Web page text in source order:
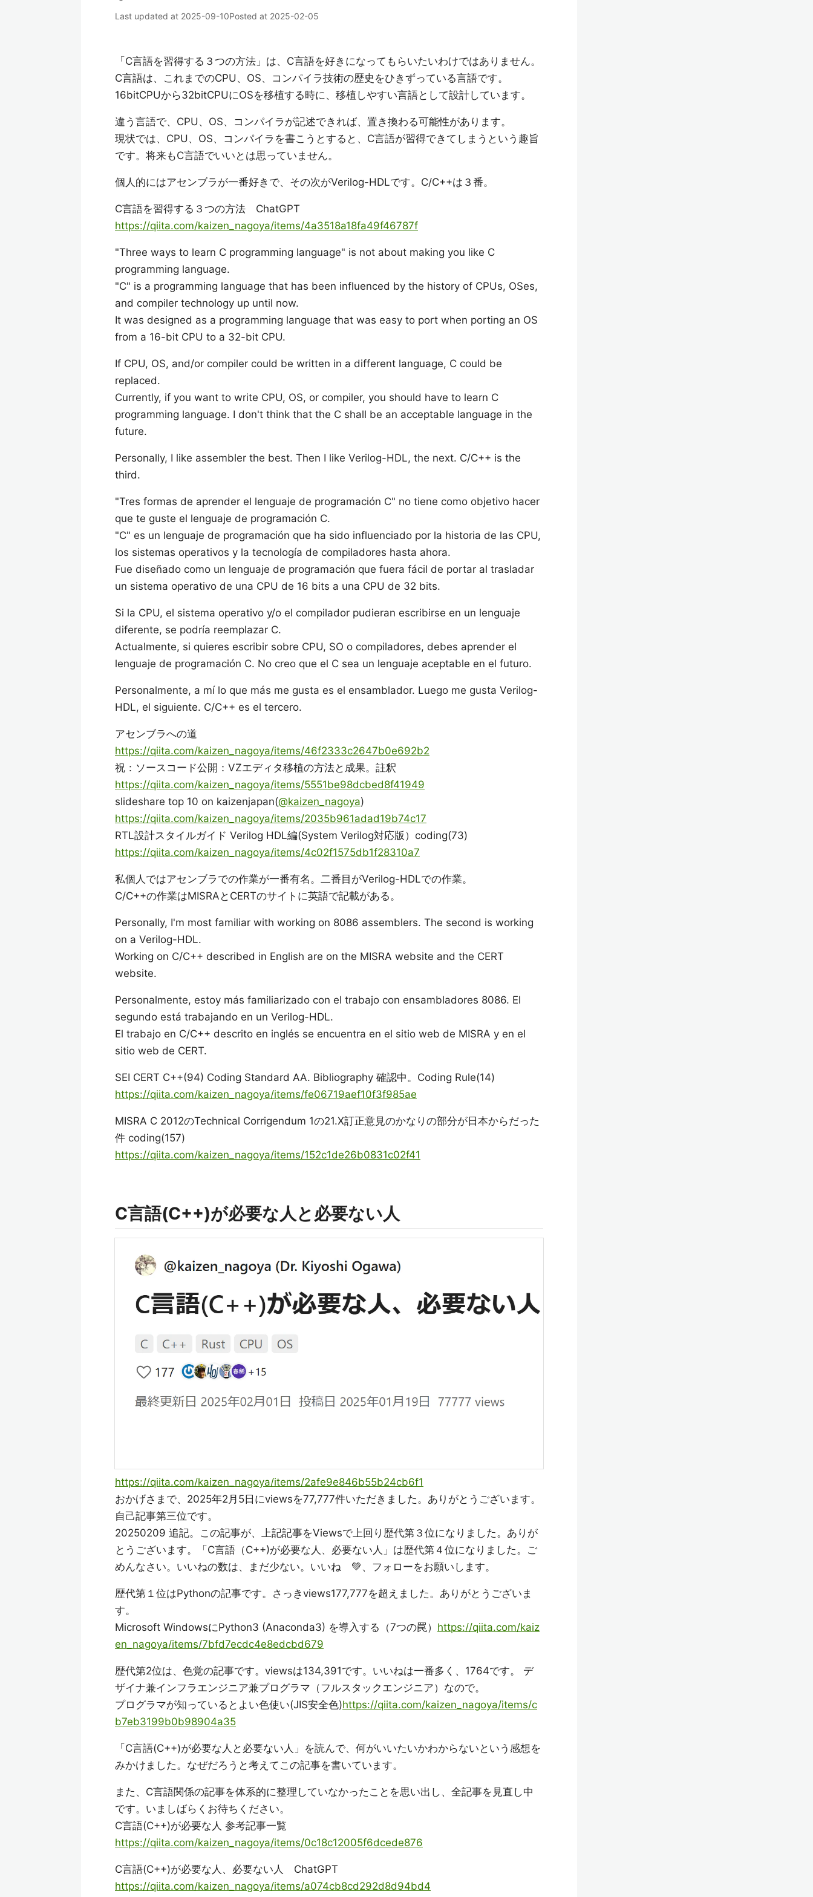
Last updated at 2025-09-10Posted at 2025-02-05
「C言語を習得する３つの方法」は、C言語を好きになってもらいたいわけではありません。
C言語は、これまでのCPU、OS、コンパイラ技術の歴史をひきずっている言語です。
16bitCPUから32bitCPUにOSを移植する時に、移植しやすい言語として設計しています。
違う言語で、CPU、OS、コンパイラが記述できれば、置き換わる可能性があります。
現状では、CPU、OS、コンパイラを書こうとすると、C言語が習得できてしまうという趣旨
です。将来もC言語でいいとは思っていません。
個人的にはアセンブラが一番好きで、その次がVerilog-HDLです。C/C++は３番。
C言語を習得する３つの方法 ChatGPT
https://qiita.com/kaizen_nagoya/items/4a3518a18fa49f46787f
"Three ways to learn C programming language" is not about making you like C
programming language.
"C" is a programming language that has been influenced by the history of CPUs, OSes,
and compiler technology up until now.
It was designed as a programming language that was easy to port when porting an OS
from a 16-bit CPU to a 32-bit CPU.
If CPU, OS, and/or compiler could be written in a different language, C could be
replaced.
Currently, if you want to write CPU, OS, or compiler, you should have to learn C
programming language. I don't think that the C shall be an acceptable language in the
future.
Personally, I like assembler the best. Then I like Verilog-HDL, the next. C/C++ is the
third.
"Tres formas de aprender el lenguaje de programación C" no tiene como objetivo hacer
que te guste el lenguaje de programación C.
"C" es un lenguaje de programación que ha sido influenciado por la historia de las CPU,
los sistemas operativos y la tecnología de compiladores hasta ahora.
Fue diseñado como un lenguaje de programación que fuera fácil de portar al trasladar
un sistema operativo de una CPU de 16 bits a una CPU de 32 bits.
Si la CPU, el sistema operativo y/o el compilador pudieran escribirse en un lenguaje
diferente, se podría reemplazar C.
Actualmente, si quieres escribir sobre CPU, SO o compiladores, debes aprender el
lenguaje de programación C. No creo que el C sea un lenguaje aceptable en el futuro.
Personalmente, a mí lo que más me gusta es el ensamblador. Luego me gusta Verilog-
HDL, el siguiente. C/C++ es el tercero.
アセンブラへの道
https://qiita.com/kaizen_nagoya/items/46f2333c2647b0e692b2
祝：ソースコード公開：VZエディタ移植の方法と成果。註釈
https://qiita.com/kaizen_nagoya/items/5551be98dcbed8f41949
slideshare top 10 on kaizenjapan(@kaizen_nagoya)
https://qiita.com/kaizen_nagoya/items/2035b961adad19b74c17
RTL設計スタイルガイド Verilog HDL編(System Verilog対応版）coding(73)
https://qiita.com/kaizen_nagoya/items/4c02f1575db1f28310a7
私個人ではアセンブラでの作業が一番有名。二番目がVerilog-HDLでの作業。
C/C++の作業はMISRAとCERTのサイトに英語で記載がある。
Personally, I'm most familiar with working on 8086 assemblers. The second is working
on a Verilog-HDL.
Working on C/C++ described in English are on the MISRA website and the CERT
website.
Personalmente, estoy más familiarizado con el trabajo con ensambladores 8086. El
segundo está trabajando en un Verilog-HDL.
El trabajo en C/C++ descrito en inglés se encuentra en el sitio web de MISRA y en el
sitio web de CERT.
SEI CERT C++(94) Coding Standard AA. Bibliography 確認中。Coding Rule(14)
https://qiita.com/kaizen_nagoya/items/fe06719aef10f3f985ae
MISRA C 2012のTechnical Corrigendum 1の21.X訂正意見のかなりの部分が日本からだった
件 coding(157)
https://qiita.com/kaizen_nagoya/items/152c1de26b0831c02f41
C言語(C++)が必要な人と必要ない人
https://qiita.com/kaizen_nagoya/items/2afe9e846b55b24cb6f1
おかげさまで、2025年2月5日にviewsを77,777件いただきました。ありがとうございます。
自己記事第三位です。
20250209 追記。この記事が、上記記事をViewsで上回り歴代第３位になりました。ありが
とうございます。「C言語（C++)が必要な人、必要ない人」は歴代第４位になりました。ご
めんなさい。いいねの数は、まだ少ない。いいね 💚、フォローをお願いします。
歴代第１位はPythonの記事です。さっきviews177,777を超えました。ありがとうございま
す。
Microsoft WindowsにPython3 (Anaconda3) を導入する（7つの罠） https://qiita.com/kaiz
en_nagoya/items/7bfd7ecdc4e8edcbd679
歴代第2位は、色覚の記事です。viewsは134,391です。いいねは一番多く、1764です。 デ
ザイナ兼インフラエンジニア兼プログラマ（フルスタックエンジニア）なので。
プログラマが知っているとよい色使い(JIS安全色)https://qiita.com/kaizen_nagoya/items/c
b7eb3199b0b98904a35
「C言語(C++)が必要な人と必要ない人」を読んで、何がいいたいかわからないという感想を
みかけました。なぜだろうと考えてこの記事を書いています。
また、C言語関係の記事を体系的に整理していなかったことを思い出し、全記事を見直し中
です。いましばらくお待ちください。
C言語(C++)が必要な人 参考記事一覧
https://qiita.com/kaizen_nagoya/items/0c18c12005f6dcede876
C言語(C++)が必要な人、必要ない人 ChatGPT
https://qiita.com/kaizen_nagoya/items/a074cb8cd292d8d94bd4